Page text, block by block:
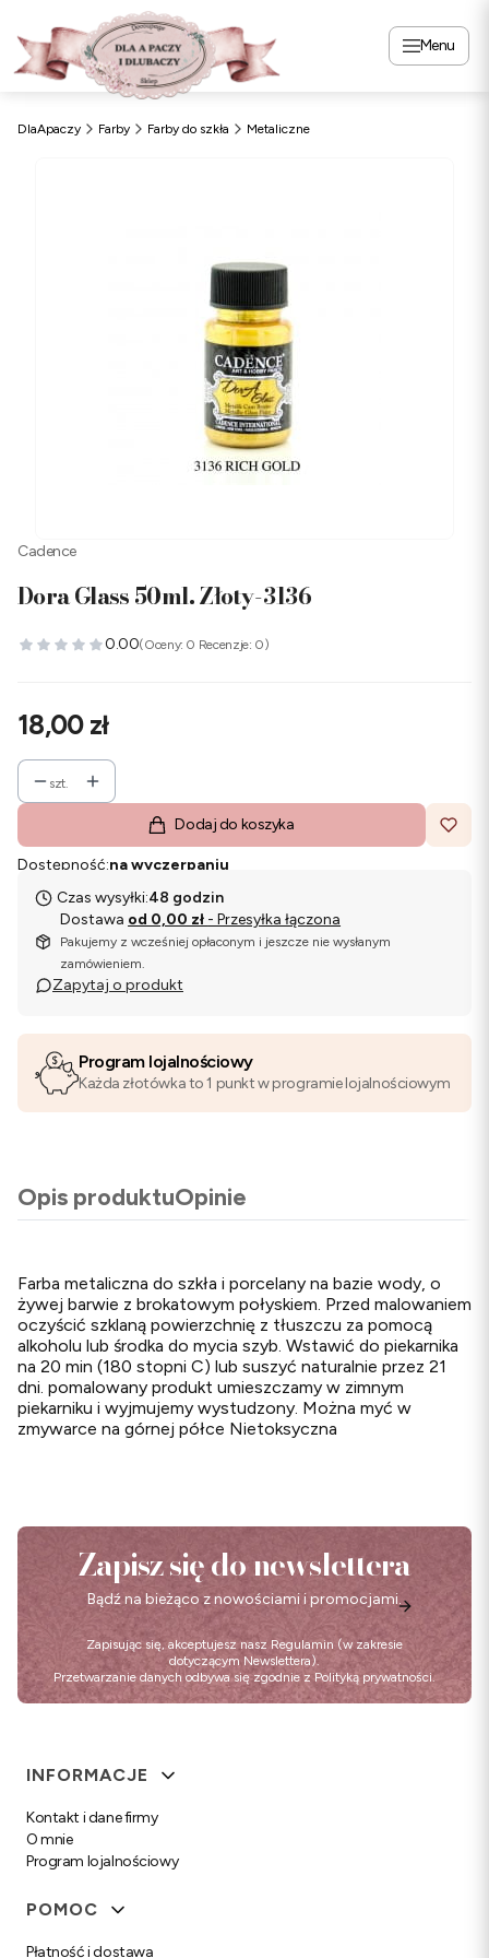
Menu
DlaApaczy Farby Farby do szkła Metaliczne
Cadence
Dora Glass 50ml. Złoty-3136
0.00(Oceny: 0 Recenzje: 0)
Cena
18,00 zł
szt.
Dodaj do koszyka
Dostępność:na wyczerpaniu
Czas wysyłki:48 godzin
Dostawa od 0,00 zł - Przesyłka łączona
Pakujemy z wcześniej opłaconym i jeszcze nie wysłanym
zamówieniem.
Zapytaj o produkt
Program lojalnościowy
Każda złotówka to 1 punkt w programie lojalnościowym
Opis produktuOpinie
Farba metaliczna do szkła i porcelany na bazie wody, o
żywej barwie z brokatowym połyskiem. Przed malowaniem
oczyścić szklaną powierzchnię z tłuszczu za pomocą
alkoholu lub środka do mycia szyb. Wstawić do piekarnika
na 20 min (180 stopni C) lub suszyć naturalnie przez 21
dni. pomalowany produkt umieszczamy w zimnym
piekarniku i wyjmujemy wystudzony. Można myć w
zmywarce na górnej półce Nietoksyczna
Zapisz się do newslettera
Bądź na bieżąco z nowościami i promocjami.
Zapisując się, akceptujesz nasz Regulamin (w zakresie
dotyczącym Newslettera).
Przetwarzanie danych odbywa się zgodnie z Polityką prywatności.
Linki w stopce
INFORMACJE
Kontakt i dane firmy
O mnie
Program lojalnościowy
POMOC
Płatność i dostawa